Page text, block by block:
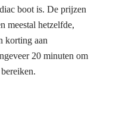
boot is. De prijzen
meestal hetzelfde,
korting aan
20 minuten om